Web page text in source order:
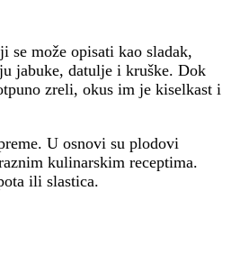
se može opisati kao sladak,
jabuke, datulje i kruške. Dok
zreli, okus im je kiselkast i
U osnovi su plodovi
kulinarskim receptima.
ili slastica.